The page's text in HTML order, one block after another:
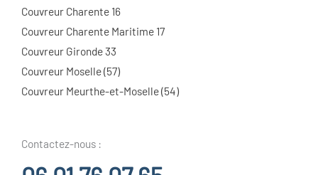
Couvreur Charente 16
Couvreur Charente Maritime 17
Couvreur Gironde 33
Couvreur Moselle (57)
Couvreur Meurthe-et-Moselle (54)
Contactez-nous :